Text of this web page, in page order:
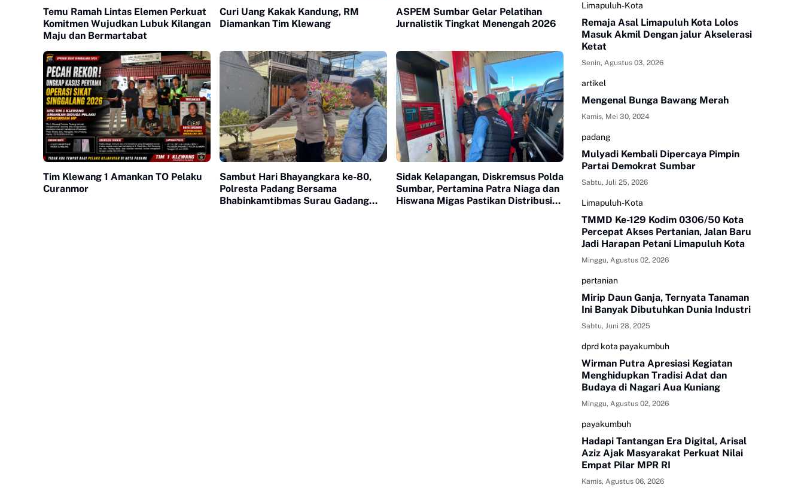
Temu Ramah Lintas Elemen Perkuat
Komitmen Wujudkan Lubuk Kilangan
Maju dan Bermartabat
Curi Uang Kakak Kandung, RM
Diamankan Tim Klewang
ASPEM Sumbar Gelar Pelatihan
Jurnalistik Tingkat Menengah 2026
Tim Klewang 1 Amankan TO Pelaku
Curanmor
Sambut Hari Bhayangkara ke-80,
Polresta Padang Bersama
Bhabinkamtibmas Surau Gadang
Sidak Kelapangan, Diskremsus Polda
Sumbar, Pertamina Patra Niaga dan
Hiswana Migas Pastikan Distribusi
Limapuluh-Kota
Remaja Asal Limapuluh Kota Lolos
Masuk Akmil Dengan jalur Akselerasi
Ketat
Senin, Agustus 03, 2026
artikel
Mengenal Bunga Bawang Merah
Kamis, Mei 30, 2024
padang
Mulyadi Kembali Dipercaya Pimpin
Partai Demokrat Sumbar
Sabtu, Juli 25, 2026
Limapuluh-Kota
TMMD Ke-129 Kodim 0306/50 Kota
Percepat Akses Pertanian, Jalan Baru
Jadi Harapan Petani Limapuluh Kota
Minggu, Agustus 02, 2026
pertanian
Mirip Daun Ganja, Ternyata Tanaman
Ini Banyak Dibutuhkan Dunia Industri
Sabtu, Juni 28, 2025
dprd kota payakumbuh
Wirman Putra Apresiasi Kegiatan
Menghidupkan Tradisi Adat dan
Budaya di Nagari Aua Kuniang
Minggu, Agustus 02, 2026
payakumbuh
Hadapi Tantangan Era Digital, Arisal
Aziz Ajak Masyarakat Perkuat Nilai
Empat Pilar MPR RI
Kamis, Agustus 06, 2026